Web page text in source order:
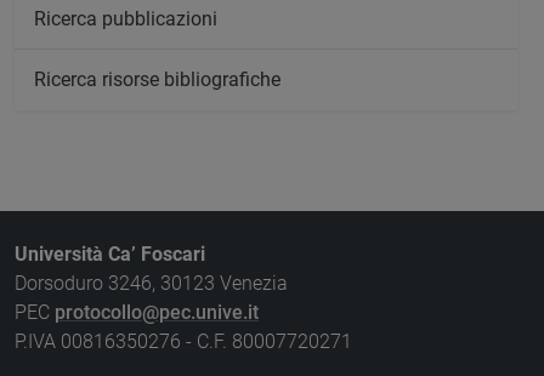
Ricerca pubblicazioni
Ricerca risorse bibliografiche
Università Ca’ Foscari
Dorsoduro 3246, 30123 Venezia
PEC protocollo@pec.unive.it
P.IVA 00816350276 - C.F. 80007720271